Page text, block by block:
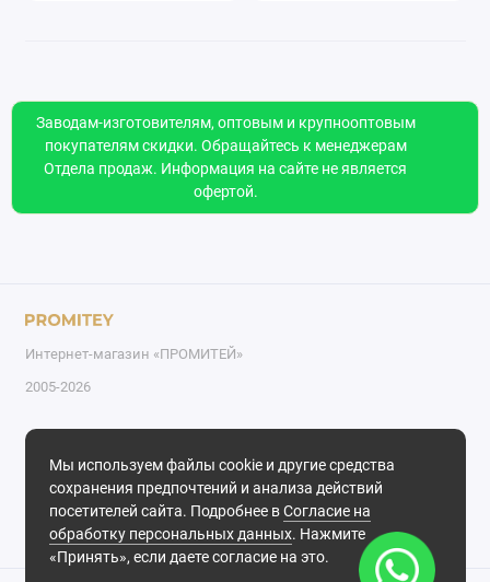
Заводам-изготовителям, оптовым и крупнооптовым
покупателям скидки. Обращайтесь к менеджерам
Отдела продаж. Информация на сайте не является
офертой.
Мы используем файлы cookie и другие средства
сохранения предпочтений и анализа действий
посетителей сайта. Подробнее вСогласие на
обработку персональных данных. Нажмите
«Принять», если даете согласие на это.
Интернет-магазин «ПРОМИТЕЙ»
2005-2026
Поддержка
+7 999 170-76-21
Обратный звонок
Понедельник - пятница с 8.00 до 17.00